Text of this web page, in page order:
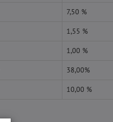
7,50 %
1,55 %
1,00 %
38,00%
10,00 %